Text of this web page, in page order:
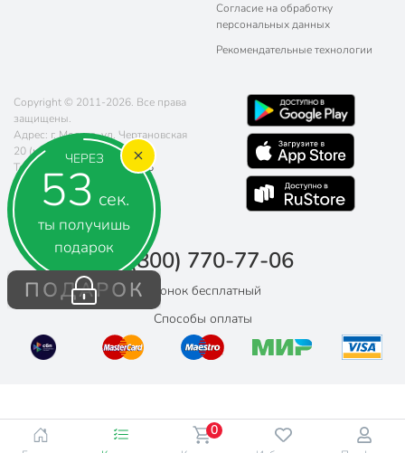
ЧЕРЕЗ
52 сек.
ты получишь
подарок
ПОДАРОК
Согласие на обработку
персональных данных
Рекомендательные технологии
Copyright © 2011-2026. Все права
защищены.
Адрес: г. Москва, ул. Чертановская
20 (метро Южная)
Телефон:
8 (800) 770-77-06
Почта:sales@poryadok.ru
8 (800) 770-77-06
Звонок бесплатный
Способы оплаты
0